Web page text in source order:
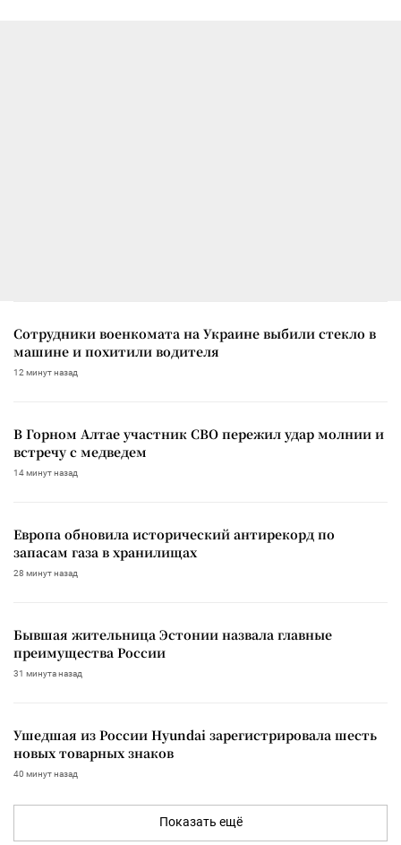
Сотрудники военкомата на Украине выбили стекло в
машине и похитили водителя
12 минут назад
В Горном Алтае участник СВО пережил удар молнии и
встречу с медведем
14 минут назад
Европа обновила исторический антирекорд по
запасам газа в хранилищах
28 минут назад
Бывшая жительница Эстонии назвала главные
преимущества России
31 минута назад
Ушедшая из России Hyundai зарегистрировала шесть
новых товарных знаков
40 минут назад
Показать ещё